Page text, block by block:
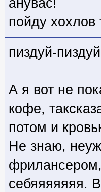
пойду хохлов
пиздуй-
А я вот не
кофе,
потом и
Не знаю,
себяяяяяяя.